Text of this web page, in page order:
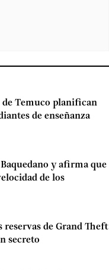
Temuco planifican
de enseñanza
y afirma que
de los
reservas de Grand Theft
secreto